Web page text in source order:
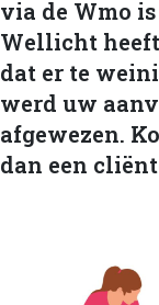
via de Wmo
Wellicht
dat er te
werd uw
afgewezen.
dan een